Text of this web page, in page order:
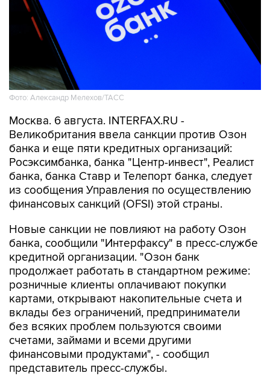
Фото: Александр Мелехов/ТАСС
Москва. 6 августа. INTERFAX.RU -
Великобритания ввела санкции против Озон
банка и еще пяти кредитных организаций:
Росэксимбанка, банка "Центр-инвест", Реалист
банка, банка Ставр и Телепорт банка, следует
из сообщения Управления по осуществлению
финансовых санкций (OFSI) этой страны.
Новые санкции не повлияют на работу Озон
банка, сообщили "Интерфаксу" в пресс-службе
кредитной организации. "Озон банк
продолжает работать в стандартном режиме:
розничные клиенты оплачивают покупки
картами, открывают накопительные счета и
вклады без ограничений, предприниматели
без всяких проблем пользуются своими
счетами, займами и всеми другими
финансовыми продуктами", - сообщил
представитель пресс-службы.